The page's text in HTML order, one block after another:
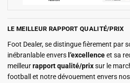
LE MEILLEUR RAPPORT QUALITÉ/PRIX
Foot Dealer, se distingue fièrement par
inébranlable envers l’excellenceet sa
meilleurrapport qualité/prixsur le
football et notre dévouement envers